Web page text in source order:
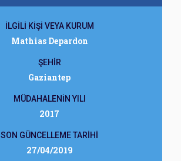
İLGİLİ KİŞİ VEYA KURUM
Mathias Depardon
ŞEHİR
Gaziantep
MÜDAHALENİN YILI
2017
SON GÜNCELLEME TARİHİ
27/04/2019